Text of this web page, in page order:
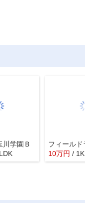
川学園Ｂ
フィール
10万円 / 1K